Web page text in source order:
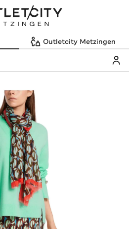
Outletcity Metzingen